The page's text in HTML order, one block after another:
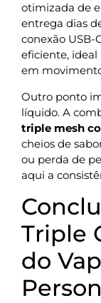
otimizada de
entrega dias
conexão
eficiente,
em
Outro ponto
líquido. A
triple mesh
cheios de
ou perda de
aqui a
Triple
do